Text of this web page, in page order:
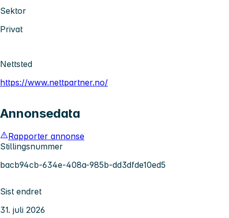
Sektor
Privat
Nettsted
https://www.nettpartner.no/
Annonsedata
Rapporter annonse
Stillingsnummer
bacb94cb-634e-408a-985b-dd3dfde10ed5
Sist endret
31. juli 2026